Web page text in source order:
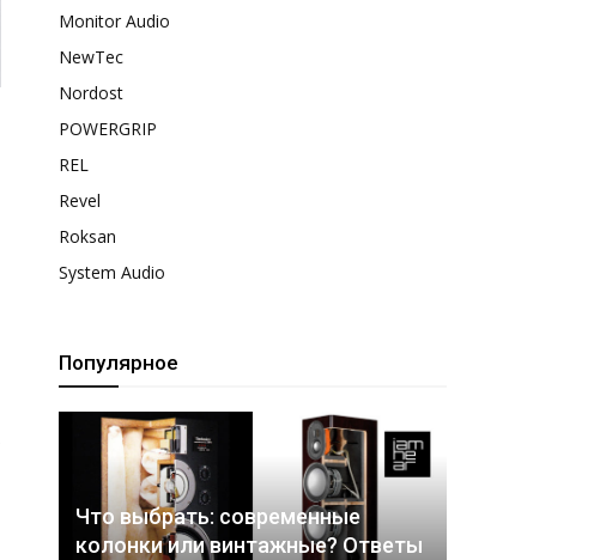
Monitor Audio
NewTec
Nordost
POWERGRIP
REL
Revel
Roksan
System Audio
Популярное
Что выбрать: современные
колонки или винтажные? Ответы